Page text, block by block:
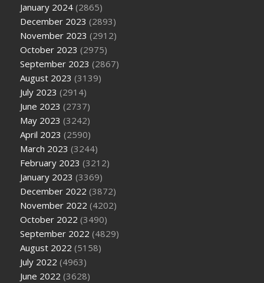
January 2024 (2865)
December 2023 (2893)
November 2023 (2912)
October 2023 (2975)
September 2023 (2867)
August 2023 (3139)
July 2023 (2914)
June 2023 (2737)
May 2023 (3242)
April 2023 (2590)
March 2023 (3244)
February 2023 (3212)
January 2023 (3369)
December 2022 (3872)
November 2022 (4202)
October 2022 (3490)
September 2022 (4829)
August 2022 (5158)
July 2022 (4963)
June 2022 (3628)